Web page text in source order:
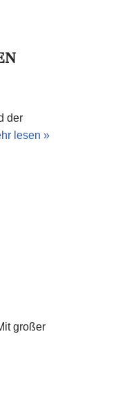
der
lesen »
großer